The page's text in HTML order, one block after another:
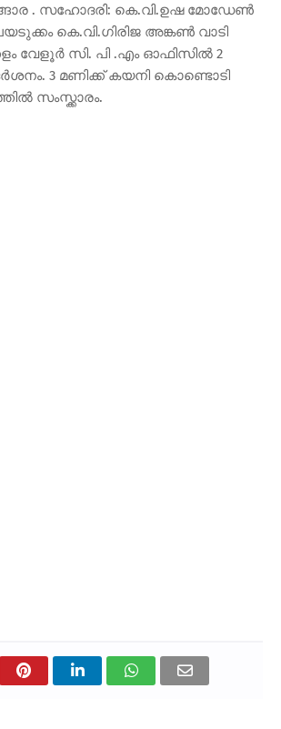
. സഹോദരി: കെ.വി.ഉഷ മോഡേൺ
കെ.വി.ഗിരിജ അങ്കൺ വാടി
വേളൂർ സി. പി .എം ഓഫിസിൽ 2
3 മണിക്ക് കയനി കൊണ്ടൊടി
സംസ്ക്കാരം.